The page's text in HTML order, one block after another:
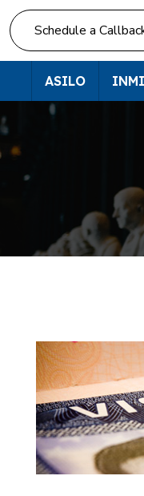
Skip
to
content
Schedule a
ASILO